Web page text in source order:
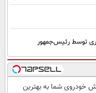
توسط رئیس‌جمهور
خودروی شما به بهترین